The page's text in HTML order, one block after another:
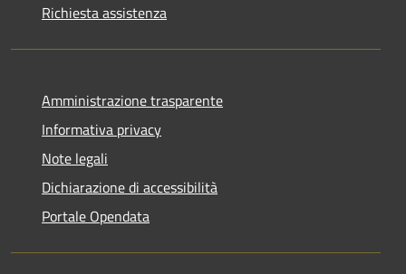
Richiesta assistenza
Amministrazione trasparente
Informativa privacy
Note legali
Dichiarazione di accessibilità
Portale Opendata